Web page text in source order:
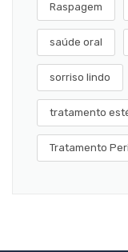
Raspagem
saúde oral
sorriso lindo
tratamento
Tratamento